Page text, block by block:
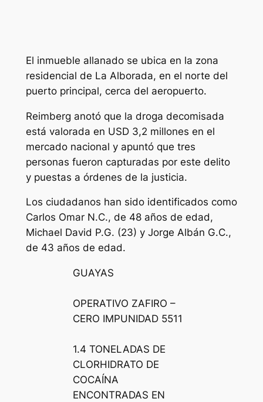
El inmueble allanado se ubica en la zona
residencial de La Alborada, en el norte del
puerto principal, cerca del aeropuerto.
Reimberg anotó que la droga decomisada
está valorada en USD 3,2 millones en el
mercado nacional y apuntó que tres
personas fueron capturadas por este delito
y puestas a órdenes de la justicia.
Los ciudadanos han sido identificados como
Carlos Omar N.C., de 48 años de edad,
Michael David P.G. (23) y Jorge Albán G.C.,
de 43 años de edad.
GUAYAS
OPERATIVO ZAFIRO –
CERO IMPUNIDAD 5511
1.4 TONELADAS DE
CLORHIDRATO DE
COCAÍNA
ENCONTRADAS EN